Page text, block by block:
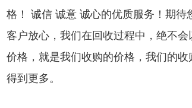
格！ 诚信 诚意 诚心的优质服务！期
客户放心，我们在回收过程中，绝不
价格，就是我们收购的价格，我们的
得到更多。